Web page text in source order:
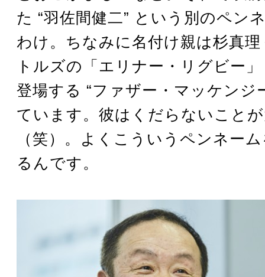
た “羽佐間健二” という別のペン
わけ。ちなみに名付け親は杉真
トルズの「エリナー・リグビー
登場する “ファザー・マッケンジ
ています。彼はくだらないこと
（笑）。よくこういうペンネー
るんです。